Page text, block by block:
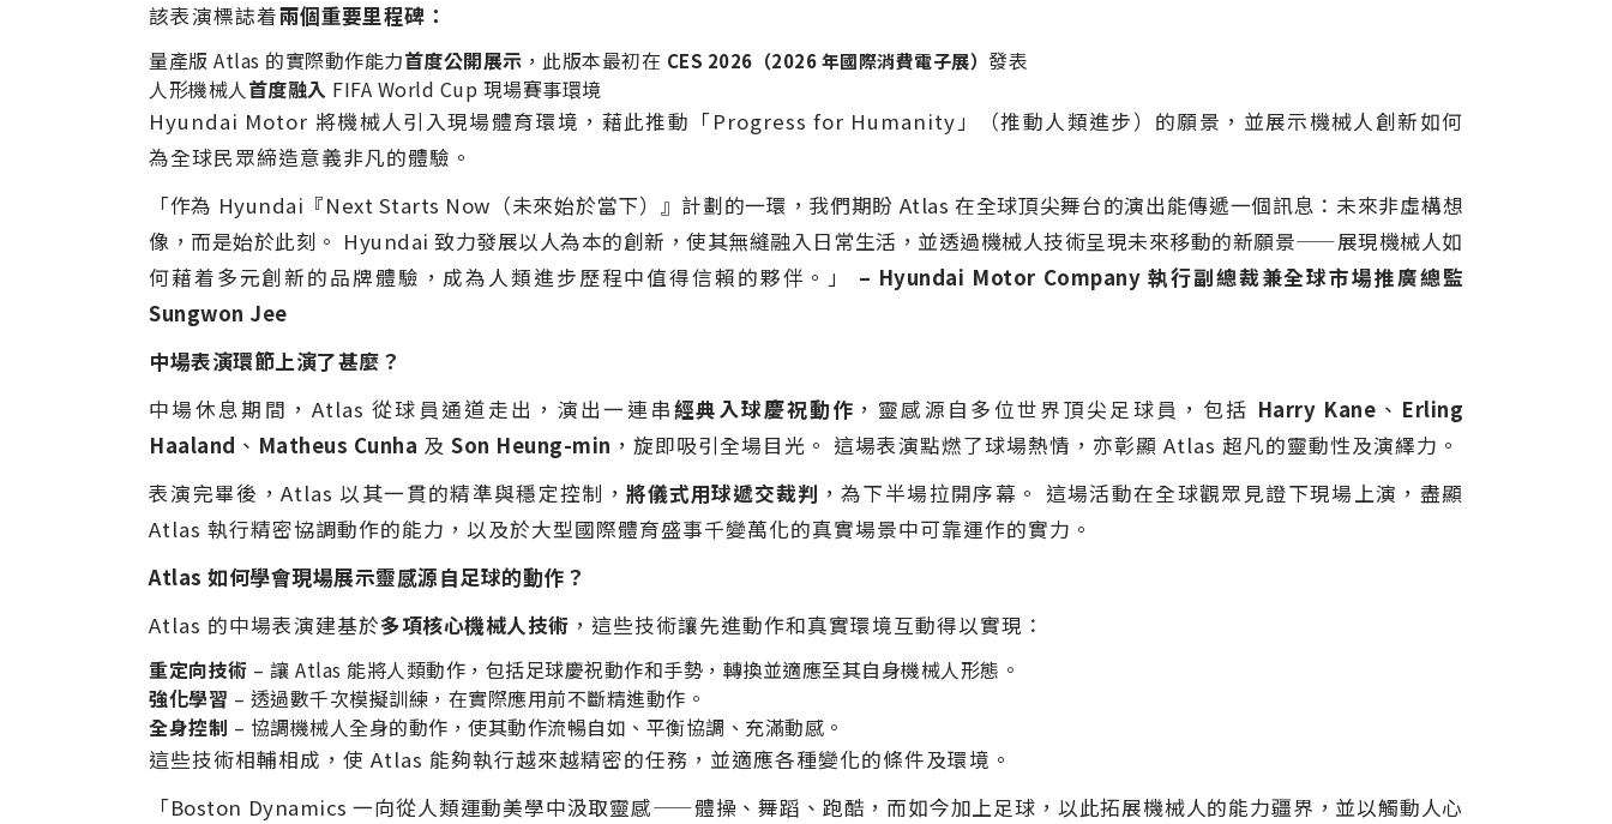
該表演標誌着兩個重要里程碑：
量產版 Atlas 的實際動作能力首度公開展示 ，此版本最初在 CES 2026（2026 年國際消費電子展） 發表
人形機械人首度融入 FIFA World Cup 現場賽事環境
Hyundai Motor 將機械人引入現場體育環境，藉此推動「Progress for Humanity」（推動人類進步）的願景，並展示機械人創新如何
為全球民眾締造意義非凡的體驗。
「作為 Hyundai『Next Starts Now（未來始於當下）』計劃的一環，我們期盼 Atlas 在全球頂尖舞台的演出能傳遞一個訊息：未來非虛構想
像，而是始於此刻。 Hyundai 致力發展以人為本的創新，使其無縫融入日常生活，並透過機械人技術呈現未來移動的新願景——展現機械人如
何藉着多元創新的品牌體驗，成為人類進步歷程中值得信賴的夥伴。」
– Hyundai Motor Company 執行副總裁兼全球市場推廣總監
Sungwon Jee
中場表演環節上演了甚麼？
中場休息期間，Atlas 從球員通道走出，演出一連串經典入球慶祝動作 ，靈感源自多位世界頂尖足球員，包括 Harry Kane 、 Erling
Haaland 、 Matheus Cunha 及 Son Heung-min ，旋即吸引全場目光。 這場表演點燃了球場熱情，亦彰顯 Atlas 超凡的靈動性及演繹力。
表演完畢後，Atlas 以其一貫的精準與穩定控制，將儀式用球遞交裁判 ，為下半場拉開序幕。 這場活動在全球觀眾見證下現場上演，盡顯
Atlas 執行精密協調動作的能力，以及於大型國際體育盛事千變萬化的真實場景中可靠運作的實力。
Atlas 如何學會現場展示靈感源自足球的動作？
Atlas 的中場表演建基於多項核心機械人技術 ，這些技術讓先進動作和真實環境互動得以實現：
重定向技術 – 讓 Atlas 能將人類動作，包括足球慶祝動作和手勢，轉換並適應至其自身機械人形態。
強化學習 – 透過數千次模擬訓練，在實際應用前不斷精進動作。
全身控制 – 協調機械人全身的動作，使其動作流暢自如、平衡協調、充滿動感。
這些技術相輔相成，使 Atlas 能夠執行越來越精密的任務，並適應各種變化的條件及環境。
「Boston Dynamics 一向從人類運動美學中汲取靈感——體操、舞蹈、跑酷，而如今加上足球，以此拓展機械人的能力疆界，並以觸動人心